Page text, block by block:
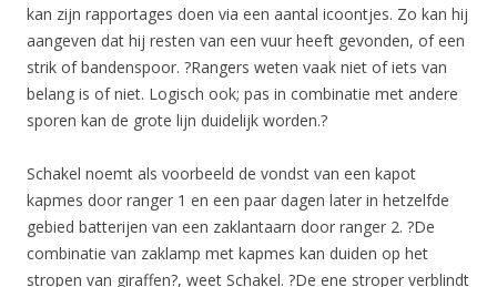
kan zijn rapportages doen via een aantal icoontjes. Zo kan hij
aangeven dat hij resten van een vuur heeft gevonden, of een
strik of bandenspoor. ?Rangers weten vaak niet of iets van
belang is of niet. Logisch ook; pas in combinatie met andere
sporen kan de grote lijn duidelijk worden.?
Schakel noemt als voorbeeld de vondst van een kapot
kapmes door ranger 1 en een paar dagen later in hetzelfde
gebied batterijen van een zaklantaarn door ranger 2. ?De
combinatie van zaklamp met kapmes kan duiden op het
stropen van giraffen?, weet Schakel. ?De ene stroper verblindt